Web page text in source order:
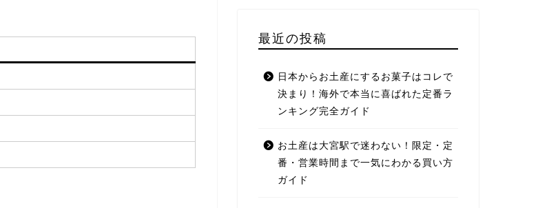
最近の投稿
日本からお土産にするお菓子はコレで
決まり！海外で本当に喜ばれた定番ラ
ンキング完全ガイド
お土産は大宮駅で迷わない！限定・定
番・営業時間まで一気にわかる買い方
ガイド